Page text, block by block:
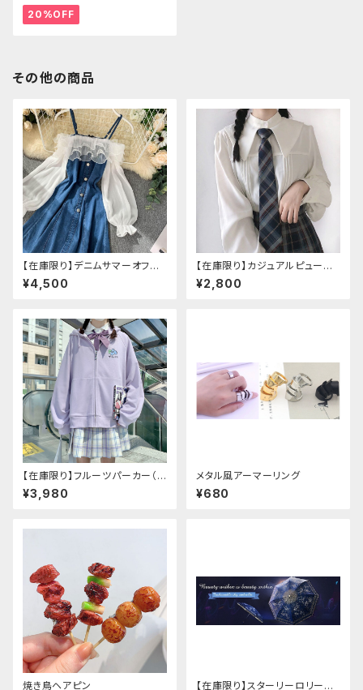
20%OFF
その他の商品
【在庫限り】デニムサマーオフシ
ョルダーワンピース（ミニ丈
¥4,500
【在庫限り】カジュアルピューリ
タンカラープレッピーブラウス
¥2,800
【在庫限り】フルーツパーカー（ブ
ルべリ、ブドウ、キウイ、チェリー、
ぶどう
¥3,980
メタル風アーマーリング
¥680
焼き鳥ヘアピン
【在庫限り】スターリーロリータ